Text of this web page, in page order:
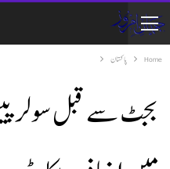
Home پاکستان
بجٹ سے قبل سولر